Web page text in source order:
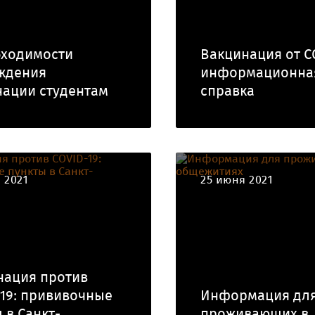
студентам
Вакцинация от
справка
против
прививочные
25 июня 2021
Информация